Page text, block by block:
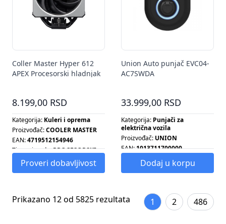
Coller Master Hyper 612
APEX Procesorski hladnjak
8.199,00 RSD
Kategorija: Kuleri i oprema
Proizvođač:COOLER MASTER
EAN:4719512154946
Tip proizvoda:PROCESORSKI
HLADNJAK
Tip ventilatora:PWM
Proveri dobavljivost
Union Auto punjač EVC04-
AC7SWDA
33.999,00 RSD
Kategorija: Punjači za
električna vozila
Proizvođač: UNION
EAN:1013711700000
Snaga:7.4 KW
Dodaj u korpu
Prikazano 12 od 5825 rezultata 1 2 486